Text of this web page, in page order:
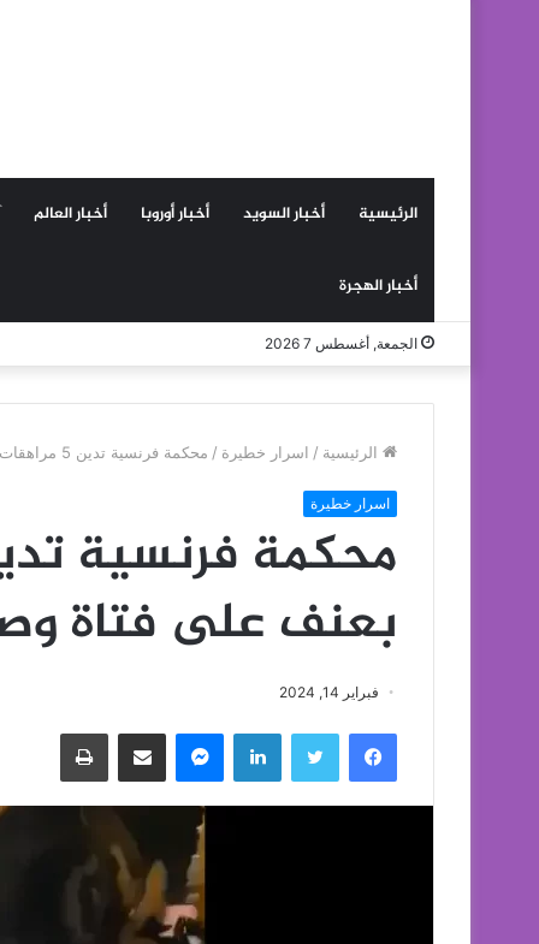
الرئيسية أخبار السويد أخبار أوروبا أخبار العالم
أخبار الهجرة
الجمعة, أغسطس 7 2026
الرئيسية / اسرار خطيرة / محكمة فرنسية تدين 5 مراهقات اعتدين بعنف على فتاة وصورنها عارية
اسرار خطيرة
بعنف على فتاة
فبراير 14, 2024
فيسبوك تويتر لينكدإن ماسنجر مشاركة عبر البريد طباعة